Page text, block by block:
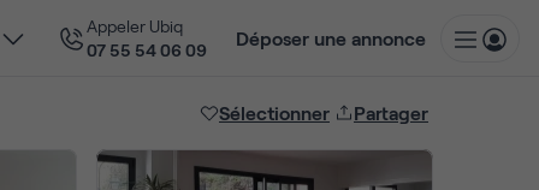
Appeler Ubiq
07 55 54 06 09
Déposer une annonce
Sélectionner Partager